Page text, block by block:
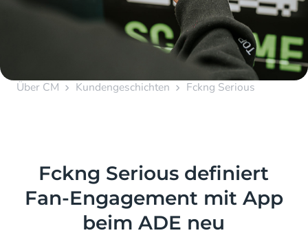
Über CM Kundengeschichten Fckng Serious
Fckng Serious definiert
Fan-Engagement mit App
beim ADE neu